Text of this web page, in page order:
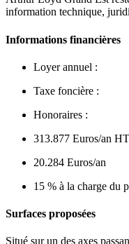
information technique,
Informations financières
Loyer annuel :
Taxe foncière :
Honoraires :
313.877 Euros/an
20.284 Euros/an
15 % à la charge du
Surfaces proposées
Situé sur un des axes